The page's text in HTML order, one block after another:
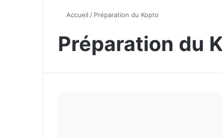
Accueil / Préparation du Kopto
Préparation du